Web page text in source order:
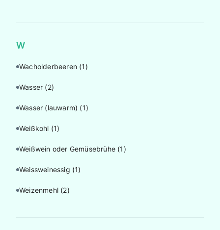
W
Wacholderbeeren (1)
Wasser (2)
Wasser (lauwarm) (1)
Weißkohl (1)
Weißwein oder Gemüsebrühe (1)
Weissweinessig (1)
Weizenmehl (2)